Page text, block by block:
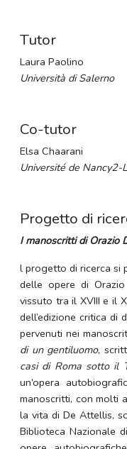
Tutor
Laura Paolino
Università di Salerno
Co-tutor
Elsa Chaarani
Université de Nancy2-
Progetto di
I manoscritti di Orazio
l progetto di ricerca si
delle opere di
vissuto tra il XVIII e il
dell’edizione critica di
pervenuti nei
di un gentiluomo,
casi di Roma sotto il
un’opera
manoscritti, con molti
la vita di De Attellis,
Biblioteca Nazionale